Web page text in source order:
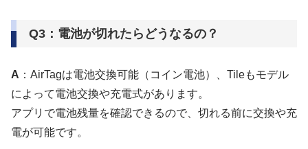
Q3：電池が切れたらどうなるの？
A ：AirTagは電池交換可能（コイン電池）、Tileもモデル
によって電池交換や充電式があります。
アプリで電池残量を確認できるので、切れる前に交換や充
電が可能です。